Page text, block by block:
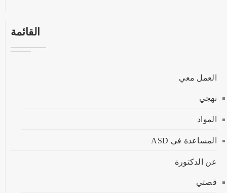
القائمة
العمل معي
نهجي
المواد
المساعدة في ASD
عن الدكتورة
قصتي